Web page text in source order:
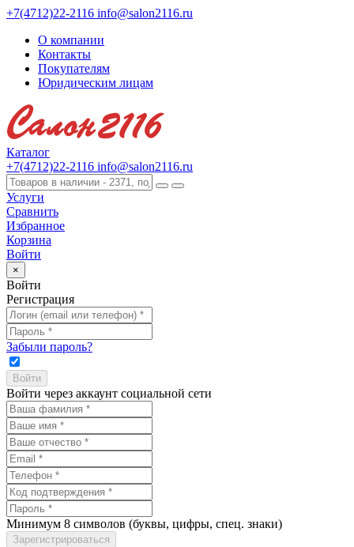
+7(4712)22-2116 info@salon2116.ru
О компании
Контакты
Покупателям
Юридическим лицам
Каталог
+7(4712)22-2116 info@salon2116.ru
Услуги
Сравнить
Избранное
Корзина
Войти
×
Войти
Регистрация
Забыли пароль?
Войти через аккаунт социальной сети
Минимум 8 символов (буквы, цифры, спец. знаки)